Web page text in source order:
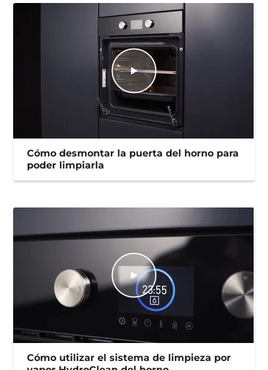
Folleto
Ficha de producto EU
Cómo desmontar la puerta del horno para
poder limpiarla